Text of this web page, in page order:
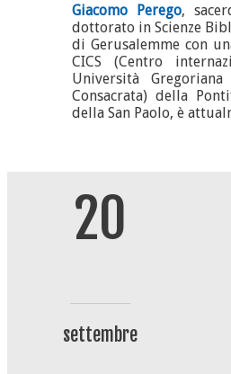
Giacomo Perego,
dottorato in Scienze
di Gerusalemme con
CICS (Centro
Università
Consacrata) della
della San Paolo, è
20
settembre